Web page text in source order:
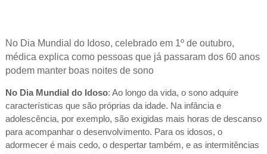
No Dia Mundial do Idoso, celebrado em 1º de outubro,
médica explica como pessoas que já passaram dos 60 anos
podem manter boas noites de sono
No Dia Mundial do Idoso: Ao longo da vida, o sono adquire
características que são próprias da idade. Na infância e
adolescência, por exemplo, são exigidas mais horas de descanso
para acompanhar o desenvolvimento. Para os idosos, o
adormecer é mais cedo, o despertar também, e as intermitências